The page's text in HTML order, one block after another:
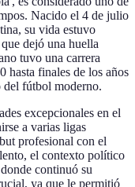
Nacido el 4 de julio
su vida estuvo
dejó una huella
tuvo una carrera
hasta finales de los años
del fútbol moderno.
excepcionales en el
a varias ligas
profesional con el
el contexto político
continuó su
ya que le permitió